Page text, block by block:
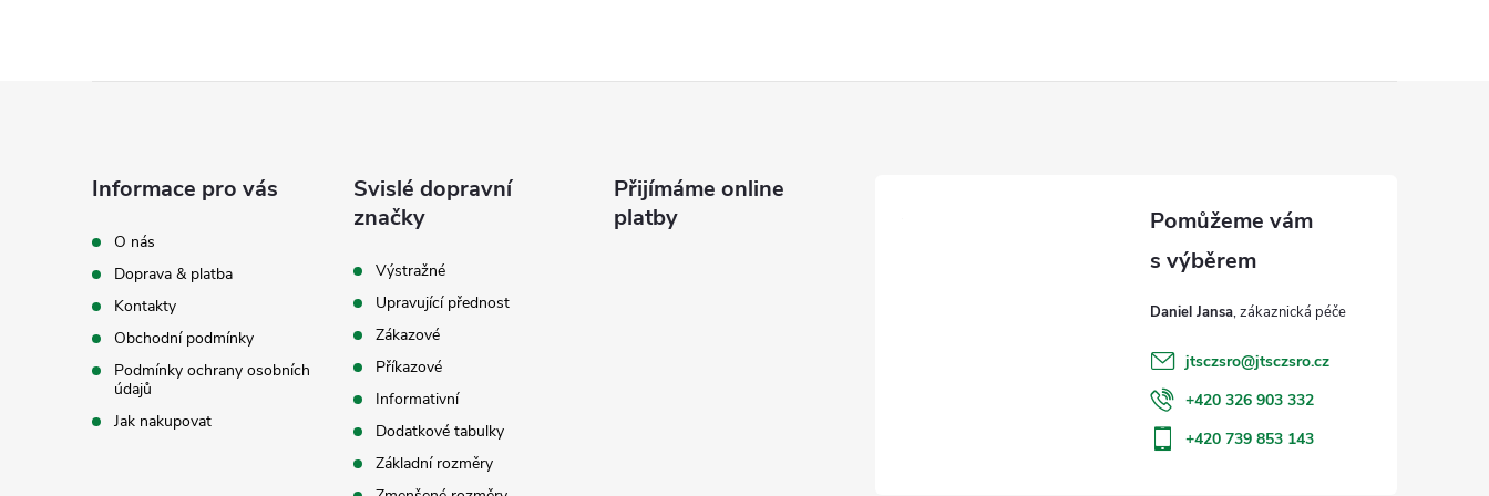
Informace pro vás
O nás
Doprava & platba
Kontakty
Obchodní podmínky
Podmínky ochrany osobních
údajů
Jak nakupovat
Svislé dopravní
značky
Výstražné
Upravující přednost
Zákazové
Příkazové
Informativní
Dodatkové tabulky
Základní rozměry
Přijímáme online
platby
Daniel Jansa
jtsczsro@jtsczsro.cz
+420 326 903 332
+420 739 853 143